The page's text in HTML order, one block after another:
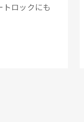
トロックにも